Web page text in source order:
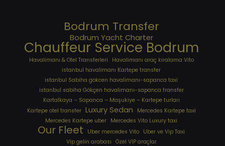
Bodrum Transfer
Bodrum Yacht Charter
Chauffeur Service Bodrum
Havalimanı & Otel Transferleri
Havalimanı araç kiralama Vito
istanbul havalimanı Kartepe transfer
istanbul Sabiha gokcen havalimanı-sapanca taxi
istanbul sabiha Gökçen havalimanı-sapanca transfer
Kartalkaya – Sapanca – Maşukiye – Kartepe turları
Kartepe otel transfer Luxury Sedan
Mercedes Kartepe taxi
Mercedes Kartepe uber Mercedes Vito Luxury taxi
Our Fleet Uber mercedes Vito Uber ve Vip Taxi
Vip gelin arabası Özel VIP araçlar